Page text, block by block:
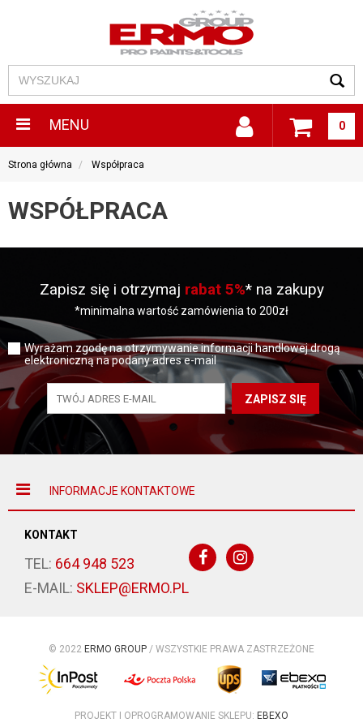
MENU 0
Strona główna Współpraca
WSPÓŁPRACA
Zapisz się i otrzymaj rabat 5%* na zakupy
*minimalna wartość zamówienia to 200zł
Wyrażam zgodę na otrzymywanie informacji handlowej drogą
elektroniczną na podany adres e-mail
ZAPISZ SIĘ
INFORMACJE KONTAKTOWE
KONTAKT
TEL: 664 948 523
E-MAIL: SKLEP@ERMO.PL
© 2022 ERMO GROUP / WSZYSTKIE PRAWA ZASTRZEŻONE
PROJEKT I OPROGRAMOWANIE SKLEPU: EBEXO